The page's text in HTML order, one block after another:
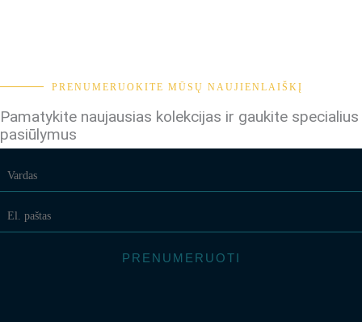
PRENUMERUOKITE MŪSŲ NAUJIENLAIŠKĮ
Pamatykite naujausias kolekcijas ir gaukite specialius
pasiūlymus
PRENUMERUOTI